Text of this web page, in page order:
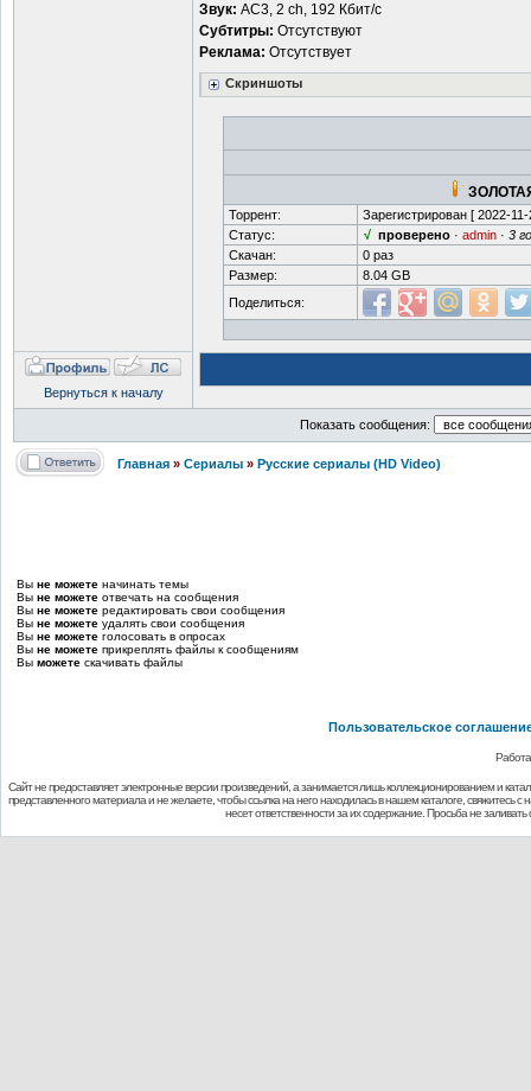
Звук: AC3, 2 ch, 192 Кбит/с
Субтитры: Отсутствуют
Реклама: Отсутствует
Скриншоты
Торрент: Зарегистрирован [ 2022-
Статус:
√ проверено · admin · 3
Скачан:
0 раз
Размер:
8.04 GB
Поделиться:
Вернуться к началу
Показать сообщения:
Главная » Сериалы » Русские сериалы (HD Video)
Вы не можете начинать темы
Вы не можете отвечать на сообщения
Вы не можете редактировать свои сообщения
Вы не можете удалять свои сообщения
Вы не можете голосовать в опросах
Вы не можете прикреплять файлы к сообщениям
Вы можете скачивать файлы
Пользовательское
Сайт не предоставляет электронные версии произведений, а занимается лишь коллекционированием и
представленного материала и не желаете, чтобы ссылка на него находилась в нашем каталоге,
несет ответственности за их содержание. Просьба не